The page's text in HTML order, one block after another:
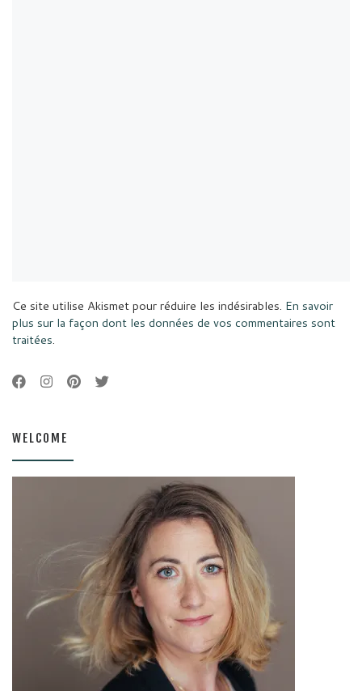
Ce site utilise Akismet pour réduire les indésirables. En savoir
plus sur la façon dont les données de vos commentaires sont
traitées.
WELCOME